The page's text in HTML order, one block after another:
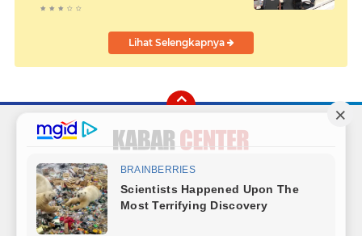
Lihat Selengkapnya
FacebookInstagram
TwitterYouTube
Redaksi Hubungi Kami Radio